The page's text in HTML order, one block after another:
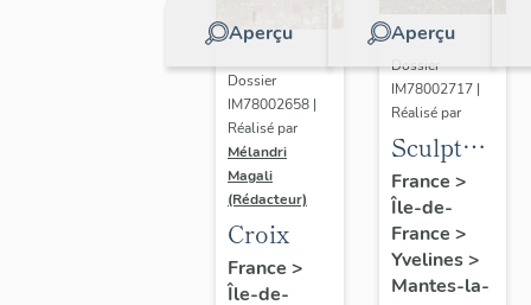
Aperçu
Dossier
IM78002658 |
Réalisé par
Mélandri
Magali
(Rédacteur)
Croix
France >
Île-de-
Aperçu
Dossier
IM78002717 |
Réalisé par
Sculpture
: la
Ronde
France >
Île-de-
France >
Yvelines>
Mantes-la-